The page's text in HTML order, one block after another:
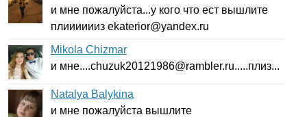
и мне пожалуйста...у кого что ест вышлите
плииииииз ekaterior@yandex.ru
Mikola Chizmar
и мне....chuzuk20121986@rambler.ru.....плиз...
Natalya Balykina
и мне пожалуйста вышлите